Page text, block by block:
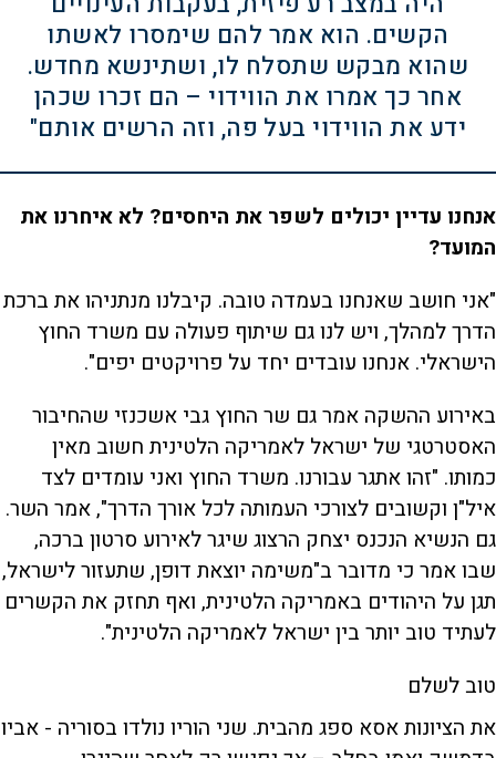
הקשים. הוא אמר להם שימסרו לאשתו
שהוא מבקש שתסלח לו, ושתינשא מחדש.
אחר כך אמרו את הווידוי – הם זכרו שכהן
ידע את הווידוי בעל פה, וזה הרשים אותם"
אנחנו עדיין יכולים לשפר את היחסים? לא איחרנו את
המועד?
"אני חושב שאנחנו בעמדה טובה. קיבלנו מנתניהו את ברכת
הדרך למהלך, ויש לנו גם שיתוף פעולה עם משרד החוץ
הישראלי. אנחנו עובדים יחד על פרויקטים יפים".
באירוע ההשקה אמר גם שר החוץ גבי אשכנזי שהחיבור
האסטרטגי של ישראל לאמריקה הלטינית חשוב מאין
כמותו. "זהו אתגר עבורנו. משרד החוץ ואני עומדים לצד
איל"ן וקשובים לצורכי העמותה לכל אורך הדרך", אמר השר.
גם הנשיא הנכנס יצחק הרצוג שיגר לאירוע סרטון ברכה,
שבו אמר כי מדובר ב"משימה יוצאת דופן, שתעזור לישראל,
תגן על היהודים באמריקה הלטינית, ואף תחזק את הקשרים
לעתיד טוב יותר בין ישראל לאמריקה הלטינית".
טוב לשלם
את הציונות אסא ספג מהבית. שני הוריו נולדו בסוריה - אביו